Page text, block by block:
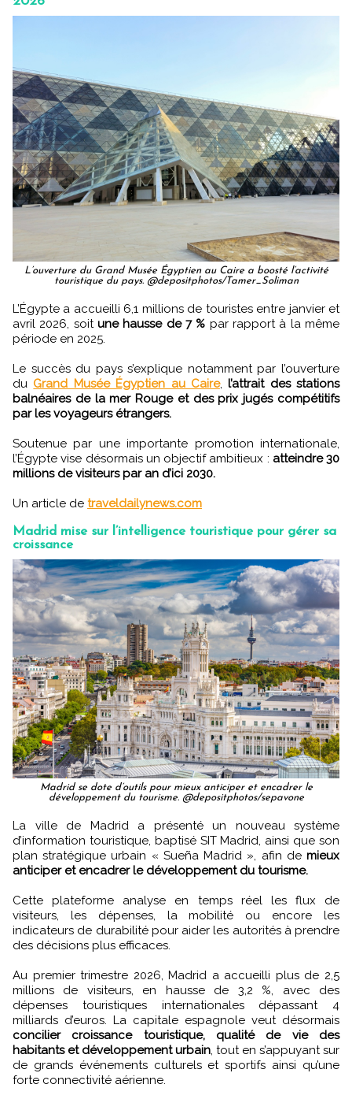
L’ouverture du Grand Musée Égyptien au Caire a boosté l’activité
touristique du pays. @depositphotos/Tamer_Soliman
L’Égypte a accueilli 6,1 millions de touristes entre janvier et
avril 2026, soit une hausse de 7 % par rapport à la même
période en 2025.
Le succès du pays s’explique notamment par l’ouverture
du Grand Musée Égyptien au Caire,l’attrait des stations
balnéaires de la mer Rouge et des prix jugés compétitifs
par les voyageurs étrangers.
Soutenue par une importante promotion internationale,
l’Égypte vise désormais un objectif ambitieux : atteindre 30
millions de visiteurs par an d’ici 2030.
Un article de traveldailynews.com
Madrid mise sur l’intelligence touristique pour gérer sa
croissance
Madrid se dote d’outils pour mieux anticiper et encadrer le
développement du tourisme. @depositphotos/sepavone
La ville de Madrid a présenté un nouveau système
d’information touristique, baptisé SIT Madrid, ainsi que son
plan stratégique urbain « Sueña Madrid », afin de mieux
anticiper et encadrer le développement du tourisme.
Cette plateforme analyse en temps réel les flux de
visiteurs, les dépenses, la mobilité ou encore les
indicateurs de durabilité pour aider les autorités à prendre
des décisions plus efficaces.
Au premier trimestre 2026, Madrid a accueilli plus de 2,5
millions de visiteurs, en hausse de 3,2 %, avec des
dépenses touristiques internationales dépassant 4
milliards d’euros. La capitale espagnole veut désormais
concilier croissance touristique, qualité de vie des
habitants et développement urbain, tout en s’appuyant sur
de grands événements culturels et sportifs ainsi qu’une
forte connectivité aérienne.